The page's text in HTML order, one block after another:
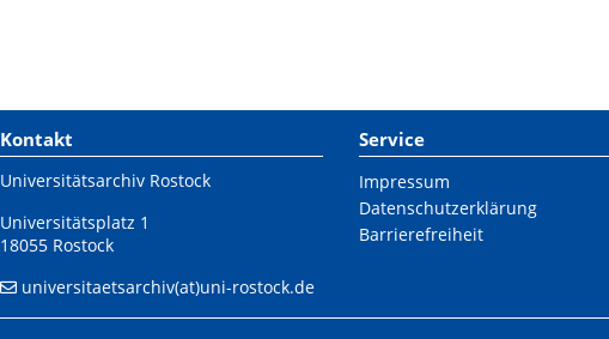
Kontakt
Universitätsarchiv Rostock
Universitätsplatz 1
18055 Rostock
universitaetsarchiv(at)uni-rostock.de
Service
Impressum
Datenschutzerklärung
Barrierefreiheit